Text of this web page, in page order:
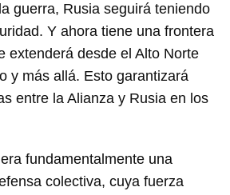
como favorito, primero has de
SESIÓN CANCELAR
guerra, Rusia seguirá teniendo
Y ahora tiene una frontera
extenderá desde el Alto Norte
y más allá. Esto garantizará
entre la Alianza y Rusia en los
fundamentalmente una
colectiva, cuya fuerza